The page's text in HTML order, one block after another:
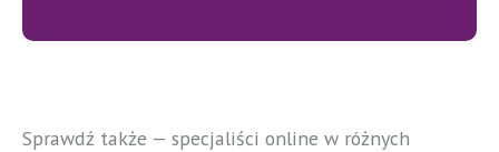
Sprawdź także — specjaliści online w różnych